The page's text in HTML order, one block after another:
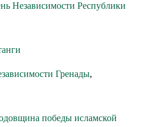
Независимости Республики
Гренады,
победы исламской